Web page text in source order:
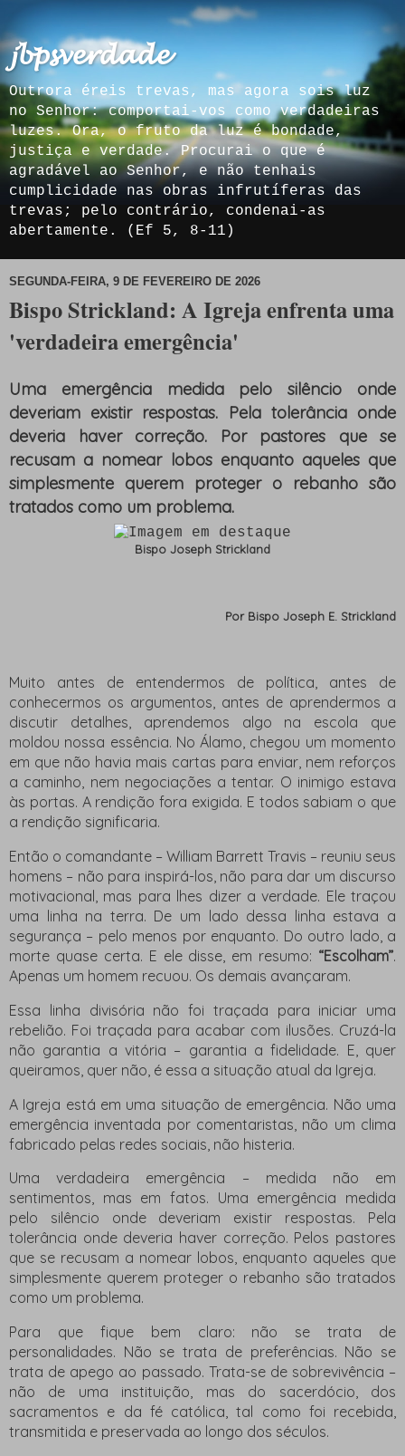
𝓳𝓫𝓹𝓼𝓿𝓮𝓻𝓭𝓪𝓭𝓮
Outrora éreis trevas, mas agora sois luz
no Senhor: comportai-vos como verdadeiras
luzes. Ora, o fruto da luz é bondade,
justiça e verdade. Procurai o que é
agradável ao Senhor, e não tenhais
cumplicidade nas obras infrutíferas das
trevas; pelo contrário, condenai-as
abertamente. (Ef 5, 8-11)
SEGUNDA-FEIRA, 9 DE FEVEREIRO DE 2026
Bispo Strickland: A Igreja enfrenta uma
'verdadeira emergência'
Uma emergência medida pelo silêncio onde
deveriam existir respostas. Pela tolerância onde
deveria haver correção. Por pastores que se
recusam a nomear lobos enquanto aqueles que
simplesmente querem proteger o rebanho são
tratados como um problema.
Bispo Joseph Strickland
Por Bispo Joseph E. Strickland
Muito antes de entendermos de política, antes de
conhecermos os argumentos, antes de aprendermos a
discutir detalhes, aprendemos algo na escola que
moldou nossa essência. No Álamo, chegou um momento
em que não havia mais cartas para enviar, nem reforços
a caminho, nem negociações a tentar. O inimigo estava
às portas. A rendição fora exigida. E todos sabiam o que
a rendição significaria.
Então o comandante – William Barrett Travis – reuniu seus
homens – não para inspirá-los, não para dar um discurso
motivacional, mas para lhes dizer a verdade. Ele traçou
uma linha na terra. De um lado dessa linha estava a
segurança – pelo menos por enquanto. Do outro lado, a
morte quase certa. E ele disse, em resumo: “Escolham”.
Apenas um homem recuou. Os demais avançaram.
Essa linha divisória não foi traçada para iniciar uma
rebelião. Foi traçada para acabar com ilusões. Cruzá-la
não garantia a vitória – garantia a fidelidade. E, quer
queiramos, quer não, é essa a situação atual da Igreja.
A Igreja está em uma situação de emergência. Não uma
emergência inventada por comentaristas, não um clima
fabricado pelas redes sociais, não histeria.
Uma verdadeira emergência – medida não em
sentimentos, mas em fatos. Uma emergência medida
pelo silêncio onde deveriam existir respostas. Pela
tolerância onde deveria haver correção. Pelos pastores
que se recusam a nomear lobos, enquanto aqueles que
simplesmente querem proteger o rebanho são tratados
como um problema.
Para que fique bem claro: não se trata de
personalidades. Não se trata de preferências. Não se
trata de apego ao passado. Trata-se de sobrevivência –
não de uma instituição, mas do sacerdócio, dos
sacramentos e da fé católica, tal como foi recebida,
transmitida e preservada ao longo dos séculos.